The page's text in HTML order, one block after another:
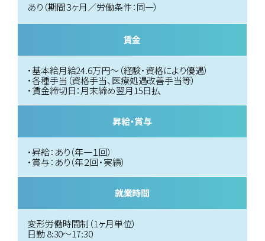
あり（期間３ヶ月／労働条件：同一）
賃金
・基本給月給24.6万円〜（経験・資格により優遇）
・各種手当（資格手当、医療処遇改善手当等）
・賃金締切日：月末締め翌月15日払
昇給・賞与
・昇給：あり（年一１回）
・賞与：あり（年２回・実績）
就業時間
変形労働時間制（1ヶ月単位）
日勤 8:30～17:30